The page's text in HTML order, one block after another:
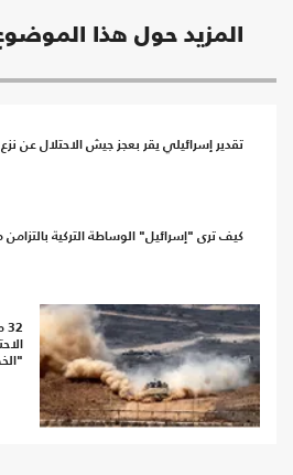
المزيد حول هذا
تقدير إسرائيلي يقر بعجز جيش الاحتلال عن
كيف ترى "إسرائيل" الوساطة التركية